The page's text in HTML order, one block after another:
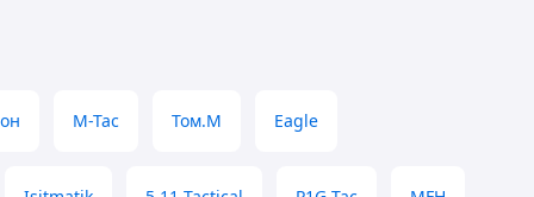
M-Tac Том.М Eagle